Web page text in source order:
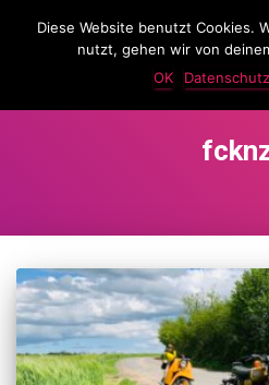
LassKnattern
Diese Website benutzt Cookies.
nutzt, gehen wir von
OK